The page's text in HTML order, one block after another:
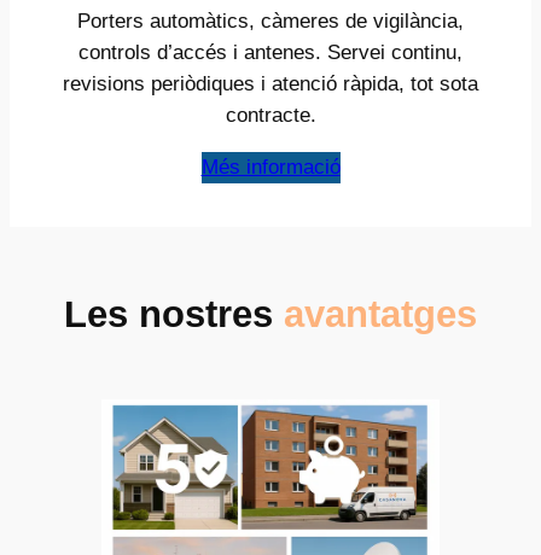
Porters automàtics, càmeres de vigilància,
controls d’accés i antenes. Servei continu,
revisions periòdiques i atenció ràpida, tot sota
contracte.
Més informació
Les nostres avantatges